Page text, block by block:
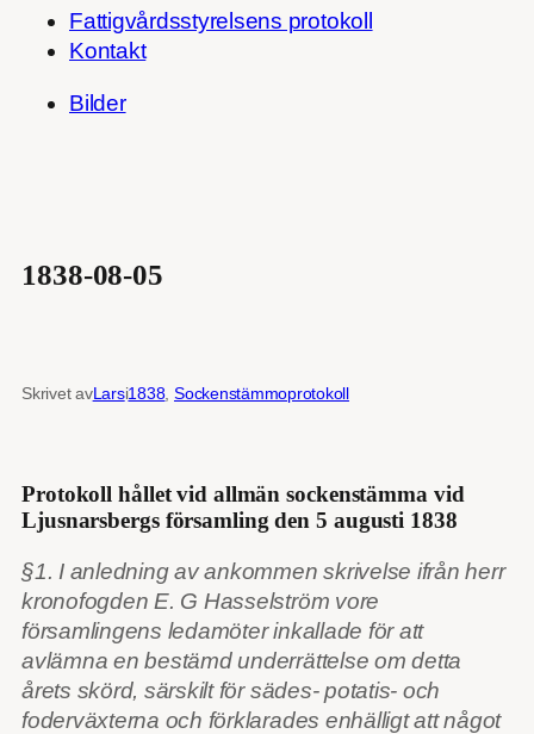
Fattigvårdsstyrelsens protokoll
Kontakt
Bilder
1838-08-05
Skrivet avLarsi1838, Sockenstämmoprotokoll
Protokoll hållet vid allmän sockenstämma vid
Ljusnarsbergs församling den 5 augusti 1838
§1. I anledning av ankommen skrivelse ifrån herr
kronofogden E. G Hasselström vore
församlingens ledamöter inkallade för att
avlämna en bestämd underrättelse om detta
årets skörd, särskilt för sädes- potatis- och
foderväxterna och förklarades enhälligt att något